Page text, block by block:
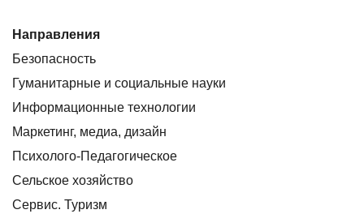
Направления
Безопасность
Гуманитарные и социальные науки
Информационные технологии
Маркетинг, медиа, дизайн
Психолого-Педагогическое
Сельское хозяйство
Сервис. Туризм